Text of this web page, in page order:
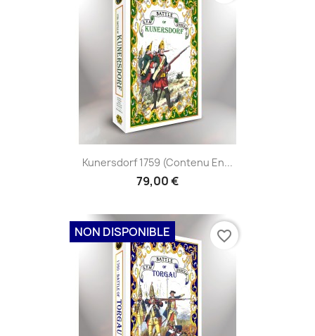
Kunersdorf 1759 (contenu En...
79,00 €
NON DISPONIBLE favorite_border